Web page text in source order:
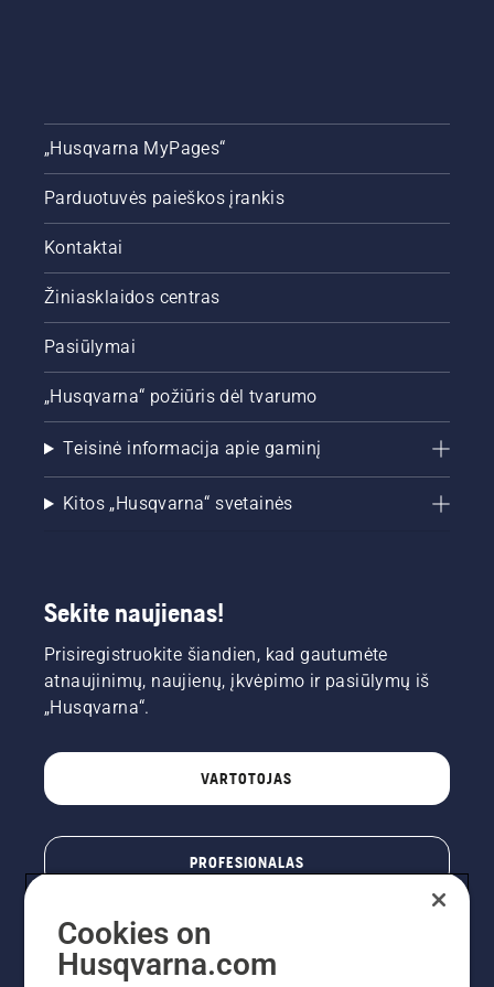
„Husqvarna MyPages“
Parduotuvės paieškos įrankis
Kontaktai
Žiniasklaidos centras
Pasiūlymai
„Husqvarna“ požiūris dėl tvarumo
Teisinė informacija apie gaminį
Kitos „Husqvarna“ svetainės
Sekite naujienas!
Prisiregistruokite šiandien, kad gautumėte
atnaujinimų, naujienų, įkvėpimo ir pasiūlymų iš
„Husqvarna“.
VARTOTOJAS
PROFESIONALAS
Cookies on
Husqvarna.com